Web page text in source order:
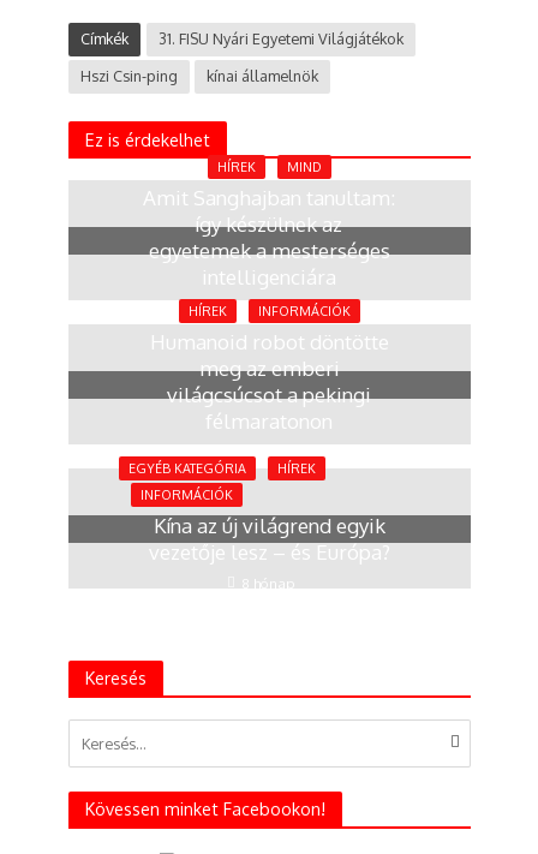
Címkék
31. FISU Nyári Egyetemi Világjátékok
Hszi Csin-ping
kínai államelnök
Ez is érdekelhet
HÍREK MIND
Amit Sanghajban tanultam:
így készülnek az
egyetemek a mesterséges
intelligenciára
2 hónap
HÍREK INFORMÁCIÓK
Humanoid robot döntötte
meg az emberi
világcsúcsot a pekingi
félmaratonon
4 hónap
EGYÉB KATEGÓRIA
HÍREK
INFORMÁCIÓK
Kína az új világrend egyik
vezetője lesz – és Európa?
8 hónap
Keresés
Kövessen minket Facebookon!